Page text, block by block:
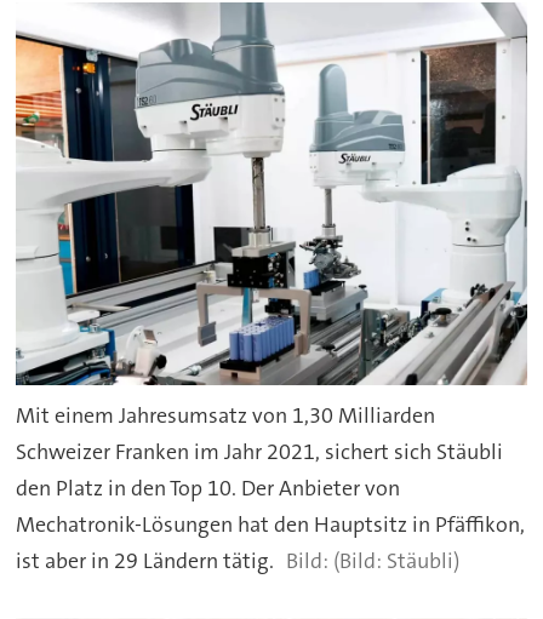
Mit einem Jahresumsatz von 1,30 Milliarden
Schweizer Franken im Jahr 2021, sichert sich Stäubli
den Platz in den Top 10. Der Anbieter von
Mechatronik-Lösungen hat den Hauptsitz in Pfäffikon,
ist aber in 29 Ländern tätig.
(Bild: Stäubli)